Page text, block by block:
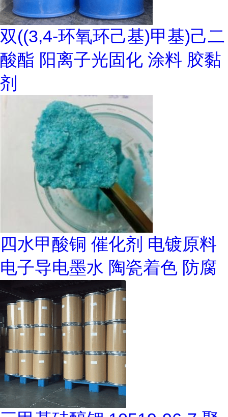
双((3,4-环氧环己基)甲基)己二
酸酯 阳离子光固化 涂料 胶黏
剂
四水甲酸铜 催化剂 电镀原料
电子导电墨水 陶瓷着色 防腐